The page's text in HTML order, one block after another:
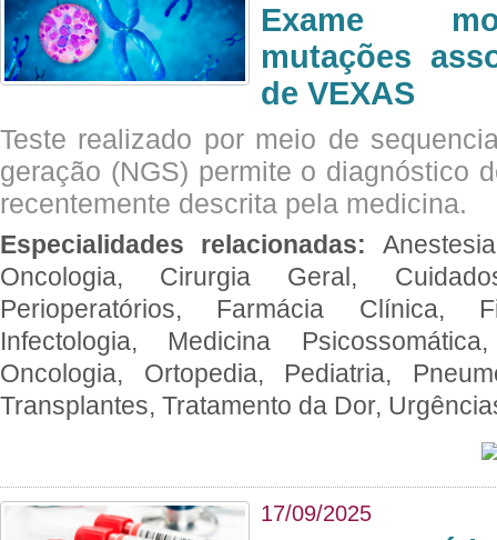
Exame
mutações
de VEXAS
Teste realizado por meio de
geração (NGS) permite o diagnóstico
recentemente descrita pela medicina.
Especialidades relacionadas:
Oncologia, Cirurgia Geral,
Perioperatórios, Farmácia Clínica,
Infectologia, Medicina
Oncologia, Ortopedia, Pediatria,
Transplantes, Tratamento da Dor,
17/09/2025